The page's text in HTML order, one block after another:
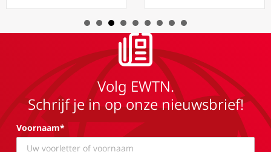
Volg EWTN.
Schrijf je in op onze nieuwsbrief!
Voornaam*